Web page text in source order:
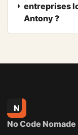
entreprises
Antony ?
N
No Code Nomade